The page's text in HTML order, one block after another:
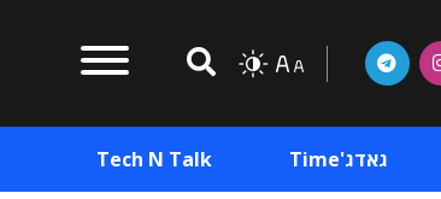
גאדג'Time Tech N Talk